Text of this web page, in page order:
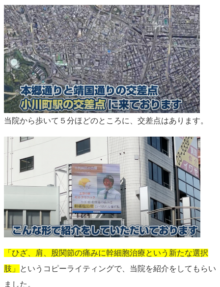
当院から歩いて５分ほどのところに、交差点はあります。
「ひざ、肩、股関節の痛みに幹細胞治療という新たな選択
肢」
というコピーライティングで、当院を紹介をしてもらい
ました。